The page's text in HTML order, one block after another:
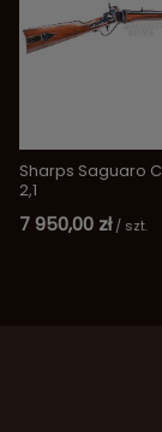
Sharps Saguaro
2,1
7 950,00 zł / szt.